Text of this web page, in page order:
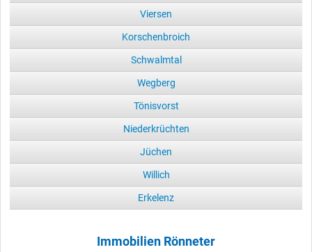
Viersen
Korschenbroich
Schwalmtal
Wegberg
Tönisvorst
Niederkrüchten
Jüchen
Willich
Erkelenz
Immobilien Rönneter